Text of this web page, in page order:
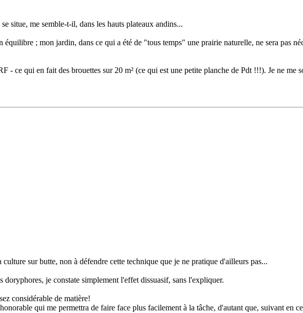
situe, me semble-t-il, dans les hauts plateaux andins...
; mon jardin, dans ce qui a été de "tous temps" une prairie naturelle, ne sera pas
- ce qui en fait des brouettes sur 20 m² (ce qui est une petite planche de Pdt !!!). Je ne me
sur butte, non à défendre cette technique que je ne pratique d'ailleurs pas...
je constate simplement l'effet dissuasif, sans l'expliquer.
considérable de matière!
qui me permettra de faire face plus facilement à la tâche, d'autant que, suivant en